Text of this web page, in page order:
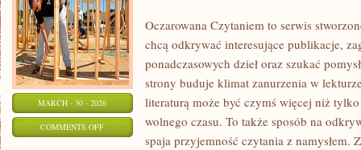
MARCH - 30 - 2026
COMMENTS OFFON
Oczarowana Czytaniem to serwis
chcą odkrywać interesujące publikacje,
ponadczasowych dzieł oraz szukać
strony buduje klimat zanurzenia w
literaturą może być czymś więcej niż
wolnego czasu. To także sposób na
spaja przyjemność czytania z namysłem.